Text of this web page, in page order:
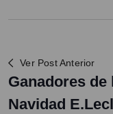
Ver Post Anterior
Ganadores de
Navidad